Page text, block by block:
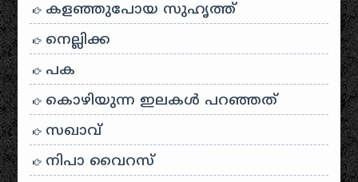
കളഞ്ഞുപോയ സുഹൃത്ത്
നെല്ലിക്ക
പക
കൊഴിയുന്ന ഇലകൾ പറഞ്ഞത്
സഖാവ്
നിപാ വൈറസ്